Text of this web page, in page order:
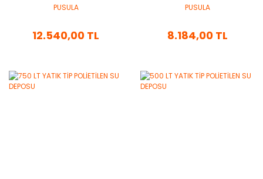
PUSULA
12.540,00 TL
PUSULA
8.184,00 TL